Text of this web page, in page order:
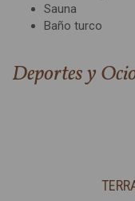
Sauna
Baño turco
Deportes y